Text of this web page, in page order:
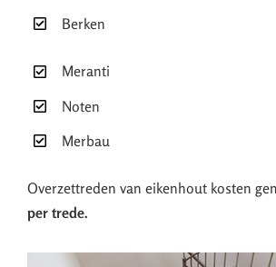
Berken
Meranti
Noten
Merbau
Overzettreden van eikenhout kosten
per trede.